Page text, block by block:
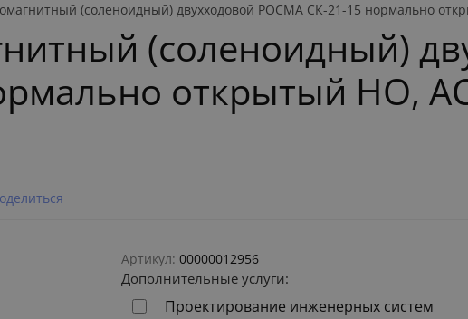
(соленоидный) двухходовой РОСМА СК-21-15 нормально
(соленоидный)
открытый НО,
Артикул: 00000012956
Дополнительные услуги:
Проектирование инженерных систем